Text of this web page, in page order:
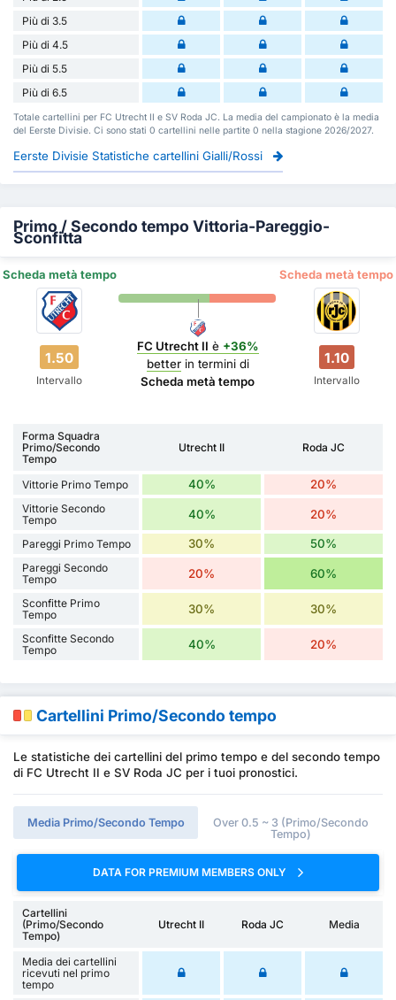
Più di 3.5
Più di 4.5
Più di 5.5
Più di 6.5
Totale cartellini per FC Utrecht II e SV Roda JC. La media del campionato è la media
del Eerste Divisie. Ci sono stati 0 cartellini nelle partite 0 nella stagione 2026/2027.
Eerste Divisie Statistiche cartellini Gialli/Rossi
Primo / Secondo tempo Vittoria-Pareggio-
Sconfitta
Scheda metà tempo Scheda metà tempo
1.50
Intervallo
FC Utrecht II è +36%
betterin termini di
Scheda metà tempo
1.10
Intervallo
Forma Squadra
Primo/Secondo
Tempo
Utrecht II Roda JC
Vittorie Primo Tempo 40% 20%
Vittorie Secondo
Tempo
40% 20%
Pareggi Primo Tempo 30% 50%
Pareggi Secondo
Tempo
20% 60%
Sconfitte Primo
Tempo
30% 30%
Sconfitte Secondo
Tempo
40% 20%
Cartellini Primo/Secondo tempo
Le statistiche dei cartellini del primo tempo e del secondo tempo
di FC Utrecht II e SV Roda JC per i tuoi pronostici.
Media Primo/Secondo Tempo
Over 0.5 ~ 3 (Primo/Secondo
Tempo)
DATA FOR PREMIUM MEMBERS ONLY
Cartellini
(Primo/Secondo
Tempo)
Utrecht II Roda JC Media
Media dei cartellini
ricevuti nel primo
tempo